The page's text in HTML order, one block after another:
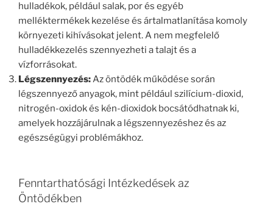
hulladékok, például salak, por és egyéb
melléktermékek kezelése és ártalmatlanítása komoly
környezeti kihívásokat jelent. A nem megfelelő
hulladékkezelés szennyezheti a talajt és a
vízforrásokat.
Légszennyezés:Az öntödék működése során
légszennyező anyagok, mint például szilícium-dioxid,
nitrogén-oxidok és kén-dioxidok bocsátódhatnak ki,
amelyek hozzájárulnak a légszennyezéshez és az
egészségügyi problémákhoz.
Fenntarthatósági Intézkedések az
Öntödékben